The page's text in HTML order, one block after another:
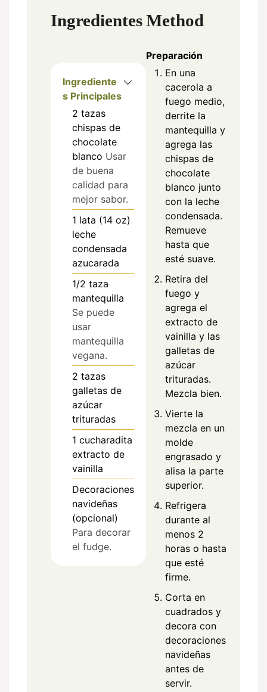
Ingredientes
Ingrediente
s Principales
2 tazas
chispas de
chocolate
blanco Usar
de buena
calidad para
mejor sabor.
1 lata (14 oz)
leche
condensada
azucarada
1/2 taza
mantequilla
Se puede
usar
mantequilla
vegana.
2 tazas
galletas de
azúcar
trituradas
1 cucharadita
extracto de
vainilla
Decoraciones
navideñas
(opcional)
Para decorar
el fudge.
Method
Preparación
En una
cacerola a
fuego medio,
derrite la
mantequilla y
agrega las
chispas de
chocolate
blanco junto
con la leche
condensada.
Remueve
hasta que
esté suave.
Retira del
fuego y
agrega el
extracto de
vainilla y las
galletas de
azúcar
trituradas.
Mezcla bien.
Vierte la
mezcla en un
molde
engrasado y
alisa la parte
superior.
Refrigera
durante al
menos 2
horas o hasta
que esté
firme.
Corta en
cuadrados y
decora con
decoraciones
navideñas
antes de
servir.